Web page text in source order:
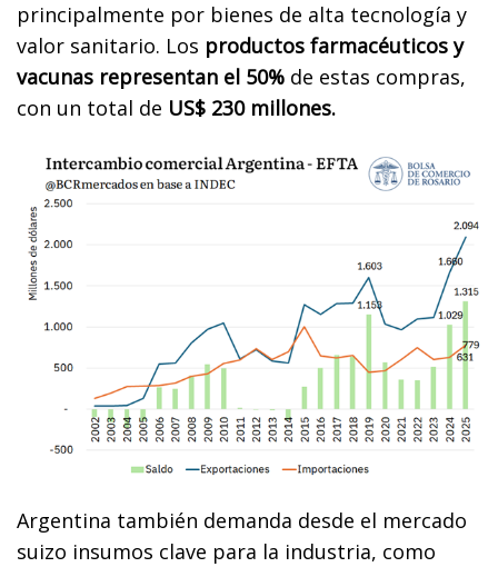
principalmente por bienes de alta tecnología y
valor sanitario. Los productos farmacéuticos y
vacunas representan el 50% de estas compras,
con un total de US$ 230 millones.
Argentina también demanda desde el mercado
suizo insumos clave para la industria, como